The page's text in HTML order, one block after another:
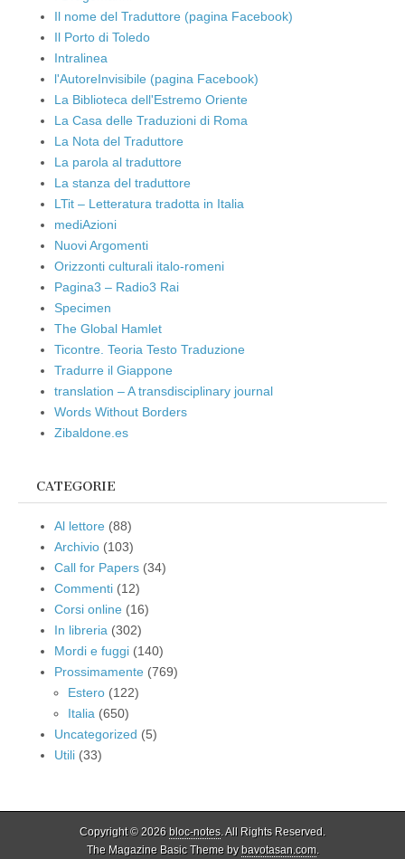
Il nome del Traduttore (pagina Facebook)
Il Porto di Toledo
Intralinea
l'AutoreInvisibile (pagina Facebook)
La Biblioteca dell'Estremo Oriente
La Casa delle Traduzioni di Roma
La Nota del Traduttore
La parola al traduttore
La stanza del traduttore
LTit – Letteratura tradotta in Italia
mediAzioni
Nuovi Argomenti
Orizzonti culturali italo-romeni
Pagina3 – Radio3 Rai
Specimen
The Global Hamlet
Ticontre. Teoria Testo Traduzione
Tradurre il Giappone
translation – A transdisciplinary journal
Words Without Borders
Zibaldone.es
CATEGORIE
Al lettore (88)
Archivio (103)
Call for Papers (34)
Commenti (12)
Corsi online (16)
In libreria (302)
Mordi e fuggi (140)
Prossimamente (769)
Estero (122)
Italia (650)
Uncategorized (5)
Utili (33)
Copyright © 2026 bloc-notes. All Rights Reserved.
The Magazine Basic Theme bybavotasan.com.